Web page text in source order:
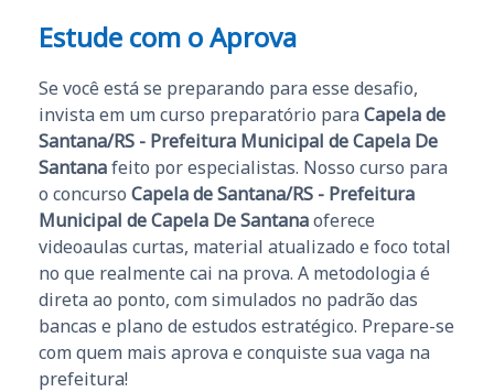
Estude com o Aprova
Se você está se preparando para esse desafio,
invista em um curso preparatório para Capela de
Santana/RS - Prefeitura Municipal de Capela De
Santanafeito por especialistas. Nosso curso para
o concurso Capela de Santana/RS - Prefeitura
Municipal de Capela De Santanaoferece
videoaulas curtas, material atualizado e foco total
no que realmente cai na prova. A metodologia é
direta ao ponto, com simulados no padrão das
bancas e plano de estudos estratégico. Prepare-se
com quem mais aprova e conquiste sua vaga na
prefeitura!